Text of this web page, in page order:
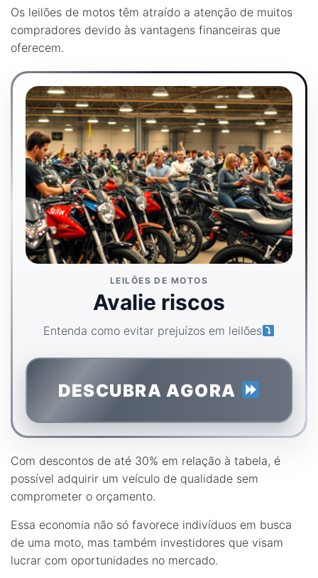
Os leilões de motos têm atraído a atenção de muitos
compradores devido às vantagens financeiras que
oferecem.
LEILÕES DE MOTOS
Avalie riscos
Entenda como evitar prejuízos em leilões
DESCUBRA AGORA
Com descontos de até 30% em relação à tabela, é
possível adquirir um veículo de qualidade sem
comprometer o orçamento.
Essa economia não só favorece indivíduos em busca
de uma moto, mas também investidores que visam
lucrar com oportunidades no mercado.